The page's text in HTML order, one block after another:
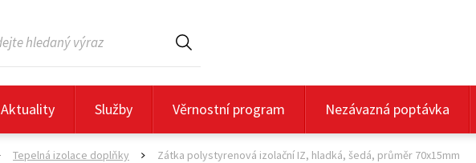
Aktuality Služby Věrnostní program Nezávazná poptávka
Tepelná izolace doplňky Zátka polystyrenová izolační IZ, hladká, šedá, průměr 70x15mm